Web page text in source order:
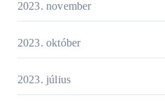
2023. november
2023. október
2023. július